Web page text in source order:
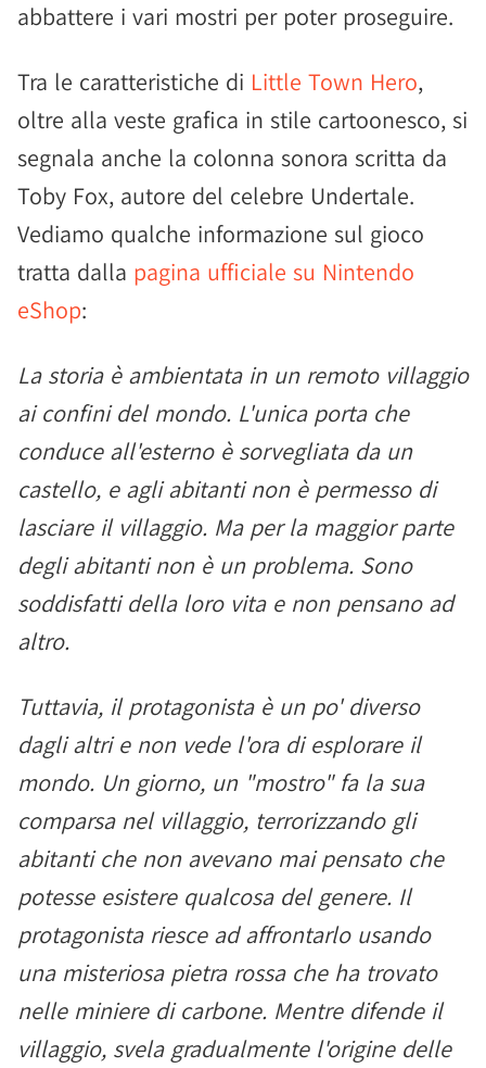
abbattere i vari mostri per poter proseguire.
Tra le caratteristiche di Little Town Hero,
oltre alla veste grafica in stile cartoonesco, si
segnala anche la colonna sonora scritta da
Toby Fox, autore del celebre Undertale.
Vediamo qualche informazione sul gioco
tratta dalla pagina ufficiale su Nintendo
eShop:
La storia è ambientata in un remoto villaggio
ai confini del mondo. L'unica porta che
conduce all'esterno è sorvegliata da un
castello, e agli abitanti non è permesso di
lasciare il villaggio. Ma per la maggior parte
degli abitanti non è un problema. Sono
soddisfatti della loro vita e non pensano ad
altro.
Tuttavia, il protagonista è un po' diverso
dagli altri e non vede l'ora di esplorare il
mondo. Un giorno, un "mostro" fa la sua
comparsa nel villaggio, terrorizzando gli
abitanti che non avevano mai pensato che
potesse esistere qualcosa del genere. Il
protagonista riesce ad affrontarlo usando
una misteriosa pietra rossa che ha trovato
nelle miniere di carbone. Mentre difende il
villaggio, svela gradualmente l'origine delle